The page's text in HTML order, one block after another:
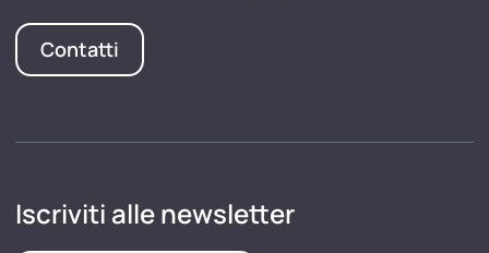
Contatti
Iscriviti alle newsletter